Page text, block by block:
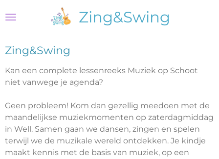
direct
de
hoofdinhoud
Zing&Swing
Zing&Swing
Kan een complete lessenreeks Muziek op Schoot
niet vanwege je agenda?
Geen probleem! Kom dan gezellig meedoen met de
maandelijkse muziekmomenten op zaterdagmiddag
in Well. Samen gaan we dansen, zingen en spelen
terwijl we de muzikale wereld ontdekken. Je kindje
maakt kennis met de basis van muziek, op een